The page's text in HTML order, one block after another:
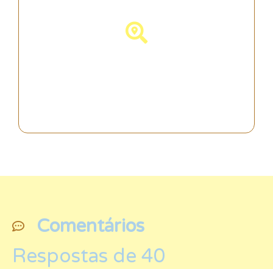
Comentários
Respostas de 40